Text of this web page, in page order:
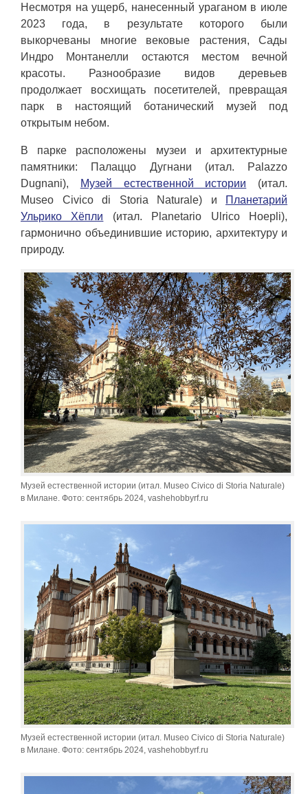
Несмотря на ущерб, нанесенный ураганом в июле
2023 года, в результате которого были
выкорчеваны многие вековые растения, Сады
Индро Монтанелли остаются местом вечной
красоты. Разнообразие видов деревьев
продолжает восхищать посетителей, превращая
парк в настоящий ботанический музей под
открытым небом.
В парке расположены музеи и архитектурные
памятники: Палаццо Дугнани (итал. Palazzo
Dugnani),
Музей естественной истории (итал.
Museo Civico di Storia Naturale) и
Планетарий
Ульрико Хёпли (итал. Planetario Ulrico Hoepli),
гармонично объединившие историю, архитектуру и
природу.
Музей естественной истории (итал. Museo Civico di Storia Naturale)
в Милане. Фото: сентябрь 2024, vashehobbyrf.ru
Музей естественной истории (итал. Museo Civico di Storia Naturale)
в Милане. Фото: сентябрь 2024, vashehobbyrf.ru